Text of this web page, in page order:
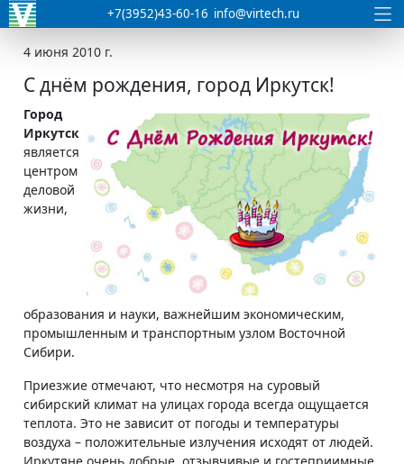
+7(3952)43-60-16 info@virtech.ru
4 июня 2010 г.
С днём рождения, город Иркутск!
Город
Иркутск
является
центром
деловой
жизни,
образования и науки, важнейшим экономическим,
промышленным и транспортным узлом Восточной
Сибири.
Приезжие отмечают, что несмотря на суровый
сибирский климат на улицах города всегда ощущается
теплота. Это не зависит от погоды и температуры
воздуха – положительные излучения исходят от людей.
Иркутяне очень добрые, отзывчивые и гостеприимные.